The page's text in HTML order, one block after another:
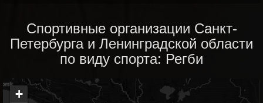
Спортивные организации Санкт-
Петербурга и Ленинградской области
по виду спорта: Регби
+